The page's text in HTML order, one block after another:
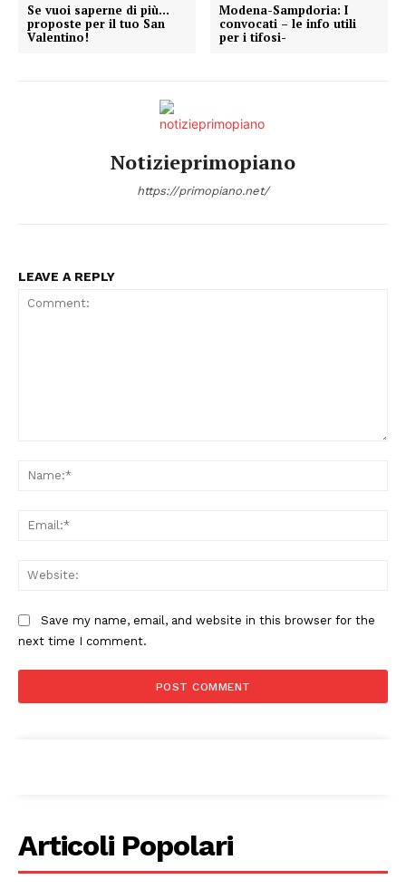
Se vuoi saperne di più…
proposte per il tuo San
Valentino!
Modena-Sampdoria: I
convocati – le info utili
per i tifosi-
Notizieprimopiano
https://primopiano.net/
LEAVE A REPLY
Save my name, email, and website in this browser for the
next time I comment.
Articoli Popolari